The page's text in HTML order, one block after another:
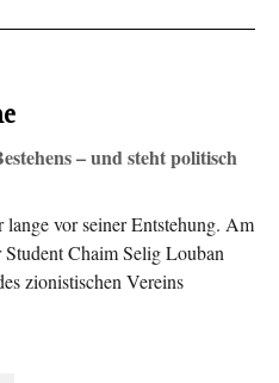
– und steht politisch
vor seiner Entstehung. Am
Student Chaim Selig Louban
zionistischen Vereins